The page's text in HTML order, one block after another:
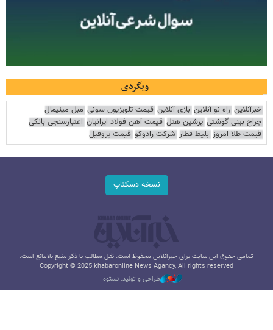
وبگردی
خبرآنلاین راه نو آنلاین بازی آنلاین قیمت تلویزیون سونی مبل مینیمال
جراح بینی گوشتی پرشین هتل قیمت آهن فولاد ایرانیان اعتبارسنجی بانکی
قیمت طلا امروز بلیط قطار شرکت رادوکو قیمت پروفیل
نسخه دسکتاپ
تمامی حقوق این سایت برای خبرآنلاین محفوظ است. نقل مطالب با ذکر منبع بلامانع است.
Copyright © 2025 khabaronline News Agancy, All rights reserved
طراحی و تولید: نستوه